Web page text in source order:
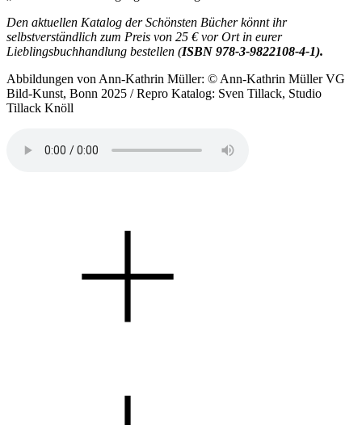
Den aktuellen Katalog der Schönsten Bücher könnt ihr
selbstverständlich zum Preis von 25 € vor Ort in eurer
Lieblingsbuchhandlung bestellen (ISBN 978-3-9822108-4-1).
Abbildungen von Ann-Kathrin Müller: © Ann-Kathrin Müller VG
Bild-Kunst, Bonn 2025 / Repro Katalog: Sven Tillack, Studio
Tillack Knöll